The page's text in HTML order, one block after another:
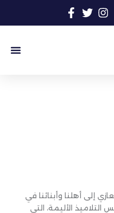
إلى أهلنا وأبنائنا في
التلاميذ الأليمة، التي